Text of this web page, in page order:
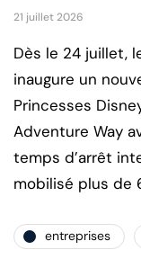
21 juillet 2026
Dès le 24 juillet,
inaugure un
Princesses
Adventure Way
temps d’arrêt
mobilisé plus de
entreprises